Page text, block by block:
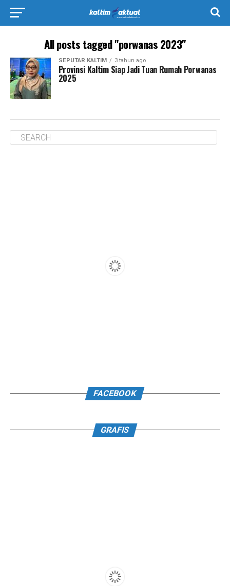
All posts tagged "porwanas 2023"
SEPUTAR KALTIM 3 tahun ago
Provinsi Kaltim Siap Jadi Tuan Rumah Porwanas
2025
FACEBOOK
GRAFIS